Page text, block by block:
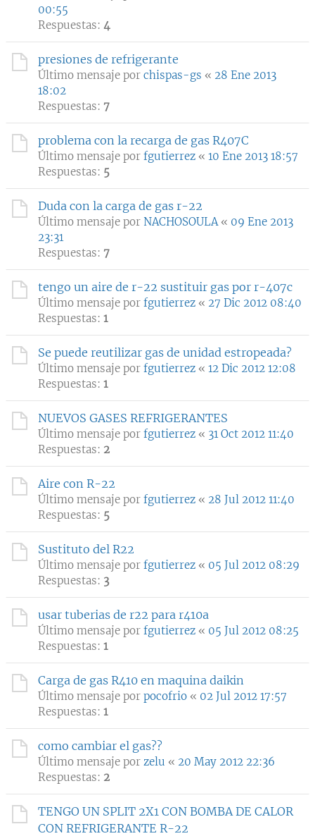
00:55
Respuestas: 4
presiones de refrigerante
Último mensaje por chispas-gs « 28 Ene 2013
18:02
Respuestas: 7
problema con la recarga de gas R407C
Último mensaje por fgutierrez « 10 Ene 2013 18:57
Respuestas: 5
Duda con la carga de gas r-22
Último mensaje por NACHOSOULA« 09 Ene 2013
23:31
Respuestas: 7
tengo un aire de r-22 sustituir gas por r-407c
Último mensaje por fgutierrez « 27 Dic 2012 08:40
Respuestas: 1
Se puede reutilizar gas de unidad estropeada?
Último mensaje por fgutierrez « 12 Dic 2012 12:08
Respuestas: 1
NUEVOS GASES REFRIGERANTES
Último mensaje por fgutierrez « 31 Oct 2012 11:40
Respuestas: 2
Aire con R-22
Último mensaje por fgutierrez « 28 Jul 2012 11:40
Respuestas: 5
Sustituto del R22
Último mensaje por fgutierrez « 05 Jul 2012 08:29
Respuestas: 3
usar tuberias de r22 para r410a
Último mensaje por fgutierrez « 05 Jul 2012 08:25
Respuestas: 1
Carga de gas R410 en maquina daikin
Último mensaje por pocofrio « 02 Jul 2012 17:57
Respuestas: 1
como cambiar el gas??
Último mensaje por zelu « 20 May 2012 22:36
Respuestas: 2
TENGO UN SPLIT 2X1 CON BOMBA DE CALOR
CON REFRIGERANTE R-22